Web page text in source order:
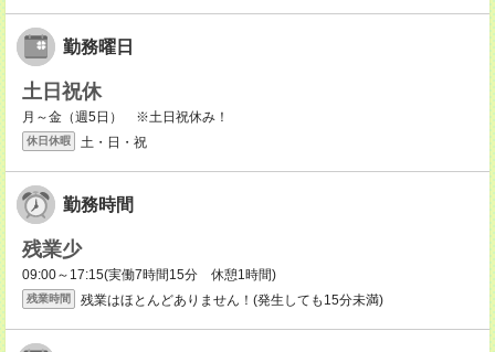
勤務曜日
土日祝休
月～金（週5日） ※土日祝休み！
休日休暇 土・日・祝
勤務時間
残業少
09:00～17:15(実働7時間15分 休憩1時間)
残業時間 残業はほとんどありません！(発生しても15分未満)